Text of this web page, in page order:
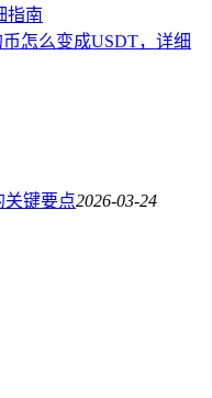
指南
怎么变成USDT，详细
关键要点2026-03-24